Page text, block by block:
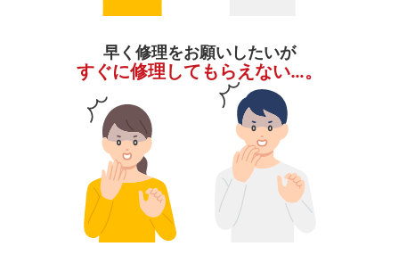
早く修理をお願いしたいが
すぐに修理してもらえない…。